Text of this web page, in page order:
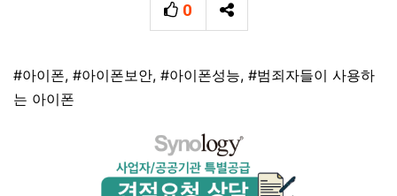
0
추천
SNS 공유
태그
#아이폰, #아이폰보안, #아이폰성능, #범죄자들이 사용하
는 아이폰